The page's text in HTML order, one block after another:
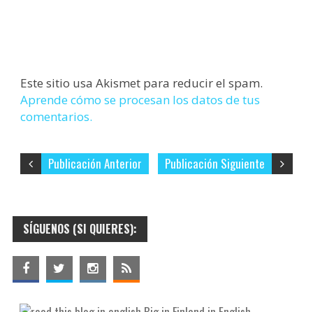
Este sitio usa Akismet para reducir el spam.
Aprende cómo se procesan los datos de tus
comentarios.
Publicación Siguiente
Publicación Anterior
SÍGUENOS (SI QUIERES):